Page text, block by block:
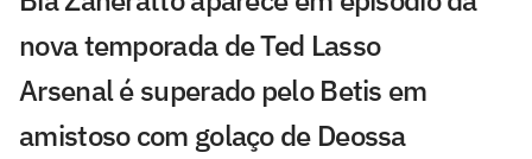
nova temporada de Ted Lasso
Arsenal é superado pelo Betis em
amistoso com golaço de Deossa